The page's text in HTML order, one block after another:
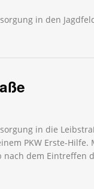
in den
in die
PKW Erste-Hilfe.
dem Eintreffen